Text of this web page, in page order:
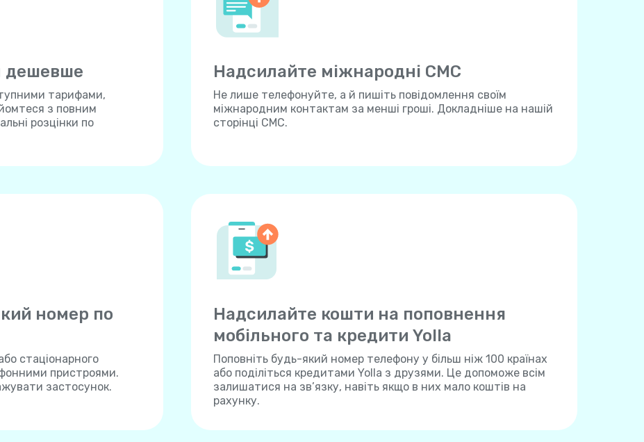
дешевше
тарифами,
з повним
розцінки по
Надсилайте міжнародні СМС
Не лише телефонуйте, а й пишіть повідомлення своїм
міжнародним контактам за менші гроші. Докладніше на нашій
сторінці СМС.
номер по
стаціонарного
пристроями.
застосунок.
Надсилайте кошти на поповнення
мобільного та кредити Yolla
Поповніть будь-який номер телефону у більш ніж 100 країнах
або поділіться кредитами Yolla з друзями. Це допоможе всім
залишатися на зв’язку, навіть якщо в них мало коштів на
рахунку.